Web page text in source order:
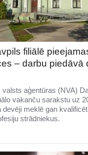
filiālē
– darbu piedāvā
valsts aģentūras (NVA)
vakanču sarakstu uz
devēji meklē gan
strādniekus.